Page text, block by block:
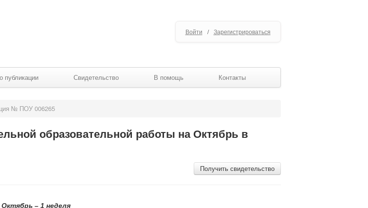
Войти / Зарегистрироваться
публикации Свидетельство В помощь Контакты
№ ПОУ 006265
образовательной работы на Октябрь в
Получить свидетельство
Октябрь – 1 неделя